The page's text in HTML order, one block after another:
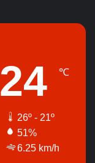
24 ℃
26º - 21º
51%
6.25 km/h